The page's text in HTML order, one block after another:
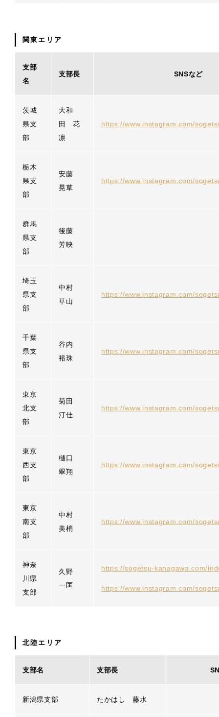
関東エリア
支部
名
支部長 SNSなど
茨城
県支
部
大和
田 花
凛
https://www.instagram.com/
栃木
県支
部
安藤
晃草
https://www.instagram.com/
群馬
県支
部
後藤
芳映
埼玉
県支
部
中村
草山
https://www.instagram.com/
千葉
県支
部
谷内
裕珠
https://www.instagram.com/
東京
北支
部
菊田
汀佳
https://www.instagram.com/
東京
西支
部
樋口
翠翔
https://www.instagram.com/
東京
南支
部
中村
美梢
https://www.instagram.com/
神奈
川県
支部
久野
一匡
https://sogetsu-kanagawa.com/
https://www.instagram.com/
北陸エリア
支部名 支部長
新潟県支部 たかはし 藤水